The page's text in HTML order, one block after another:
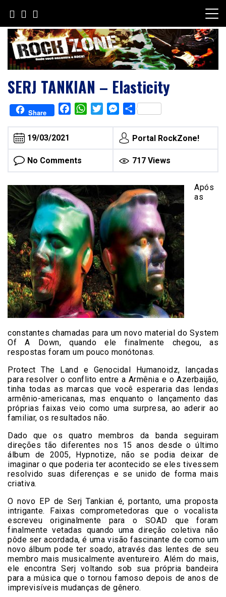
content
SERJ TANKIAN – Elasticity
Share FacebookWhatsAppTwitterMessenger
Share
19/03/2021 Portal RockZone!
No Comments 717 Views
Após
as
constantes chamadas para um novo material do System
Of A Down, quando ele finalmente chegou, as
respostas foram um pouco monótonas.
Protect The Land e Genocidal Humanoidz, lançadas
para resolver o conflito entre a Armênia e o Azerbaijão,
tinha todas as marcas que você esperaria das lendas
armênio-americanas, mas enquanto o lançamento das
próprias faixas veio como uma surpresa, ao aderir ao
familiar, os resultados não.
Dado que os quatro membros da banda seguiram
direções tão diferentes nos 15 anos desde o último
álbum de 2005, Hypnotize, não se podia deixar de
imaginar o que poderia ter acontecido se eles tivessem
resolvido suas diferenças e se unido de forma mais
criativa.
O novo EP de Serj Tankian é, portanto, uma proposta
intrigante. Faixas comprometedoras que o vocalista
escreveu originalmente para o SOAD que foram
finalmente vetadas quando uma direção coletiva não
pôde ser acordada, é uma visão fascinante de como um
novo álbum pode ter soado, através das lentes de seu
membro mais musicalmente aventureiro. Além do mais,
ele encontra Serj voltando sob sua própria bandeira
para a música que o tornou famoso depois de anos de
imprevisíveis mudanças de gênero.